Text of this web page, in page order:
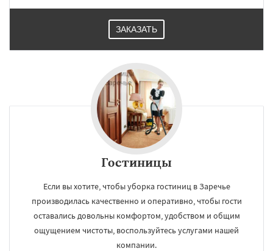
ЗАКАЗАТЬ
Гостиницы
Если вы хотите, чтобы уборка гостиниц в Заречье
производилась качественно и оперативно, чтобы гости
оставались довольны комфортом, удобством и общим
ощущением чистоты, воспользуйтесь услугами нашей
компании.